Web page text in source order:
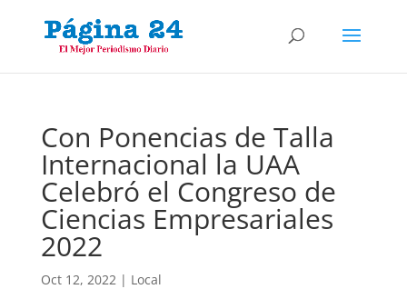
Con Ponencias de Talla
Internacional la UAA
Celebró el Congreso de
Ciencias Empresariales
2022
Oct 12, 2022| Local